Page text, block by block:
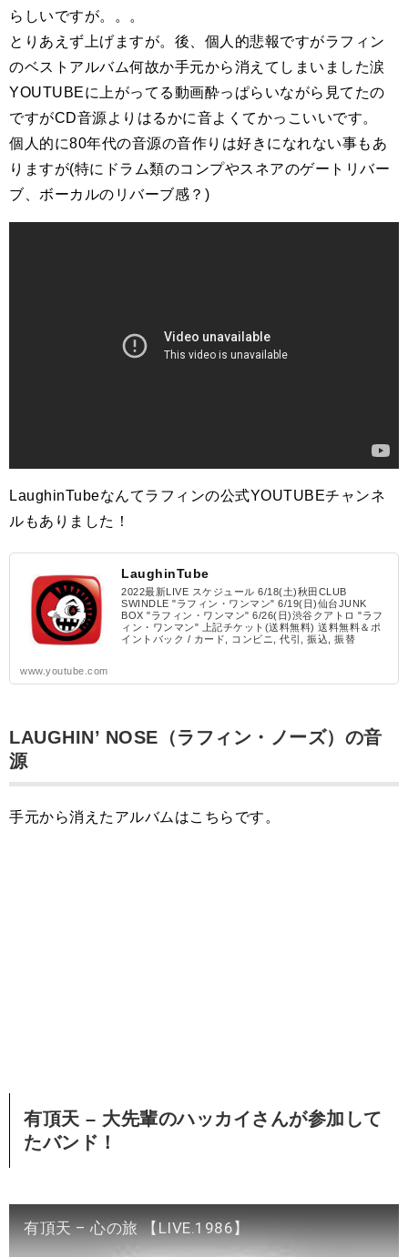
らしいですが。。。
とりあえず上げますが。後、個人的悲報ですがラフィン
のベストアルバム何故か手元から消えてしまいました涙
YOUTUBEに上がってる動画酔っぱらいながら見てたの
ですがCD音源よりはるかに音よくてかっこいいです。
個人的に80年代の音源の音作りは好きになれない事もあ
りますが(特にドラム類のコンプやスネアのゲートリバー
ブ、ボーカルのリバーブ感？)
LaughinTubeなんてラフィンの公式YOUTUBEチャンネ
ルもありました！
LaughinTube
2022最新LIVE スケジュール 6/18(土)秋田CLUB
SWINDLE "ラフィン・ワンマン" 6/19(日)仙台JUNK
BOX "ラフィン・ワンマン" 6/26(日)渋谷クアトロ "ラフ
ィン・ワンマン" 上記チケット(送料無料) 送料無料＆ポ
イントバック / カード, コンビニ, 代引, 振込, 振替
www.youtube.com
LAUGHIN’ NOSE（ラフィン・ノーズ）の音
源
手元から消えたアルバムはこちらです。
有頂天 – 大先輩のハッカイさんが参加して
たバンド！
有頂天 – 心の旅 【LIVE.1986】